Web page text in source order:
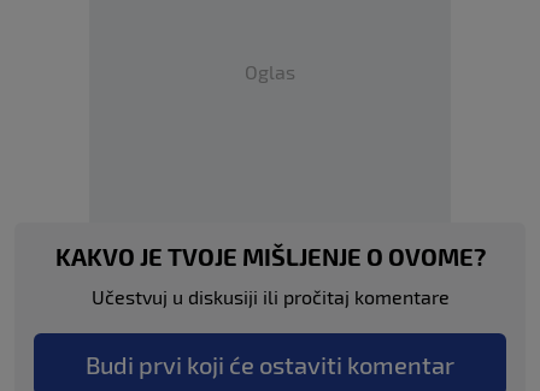
Oglas
KAKVO JE TVOJE MIŠLJENJE O OVOME?
Učestvuj u diskusiji ili pročitaj komentare
Budi prvi koji će ostaviti komentar